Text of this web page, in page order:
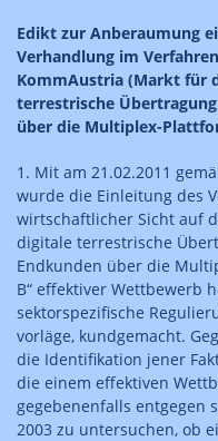
Edikt zur Anberaumung
Verhandlung im
KommAustria (Markt für
terrestrische
über die Multiplex-
1. Mit am 21.02.2011
wurde die Einleitung des
wirtschaftlicher Sicht auf
digitale terrestrische
Endkunden über die
B“ effektiver Wettbewerb
sektorspezifische
vorläge, kundgemacht.
die Identifikation jener
die einem effektiven
gegebenenfalls entgegen
2003 zu untersuchen, ob